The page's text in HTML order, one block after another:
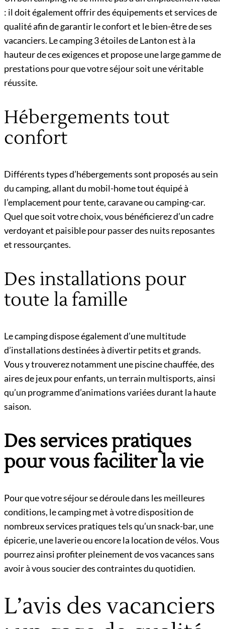
: il doit également offrir des équipements et services de
qualité afin de garantir le confort et le bien-être de ses
vacanciers. Le camping 3 étoiles de Lanton est à la
hauteur de ces exigences et propose une large gamme de
prestations pour que votre séjour soit une véritable
réussite.
Hébergements tout
confort
Différents types d’hébergements sont proposés au sein
du camping, allant du mobil-home tout équipé à
l’emplacement pour tente, caravane ou camping-car.
Quel que soit votre choix, vous bénéficierez d’un cadre
verdoyant et paisible pour passer des nuits reposantes
et ressourçantes.
Des installations pour
toute la famille
Le camping dispose également d’une multitude
d’installations destinées à divertir petits et grands.
Vous y trouverez notamment une piscine chauffée, des
aires de jeux pour enfants, un terrain multisports, ainsi
qu’un programme d’animations variées durant la haute
saison.
Des services pratiques
pour vous faciliter la vie
Pour que votre séjour se déroule dans les meilleures
conditions, le camping met à votre disposition de
nombreux services pratiques tels qu’un snack-bar, une
épicerie, une laverie ou encore la location de vélos. Vous
pourrez ainsi profiter pleinement de vos vacances sans
avoir à vous soucier des contraintes du quotidien.
L’avis des vacanciers